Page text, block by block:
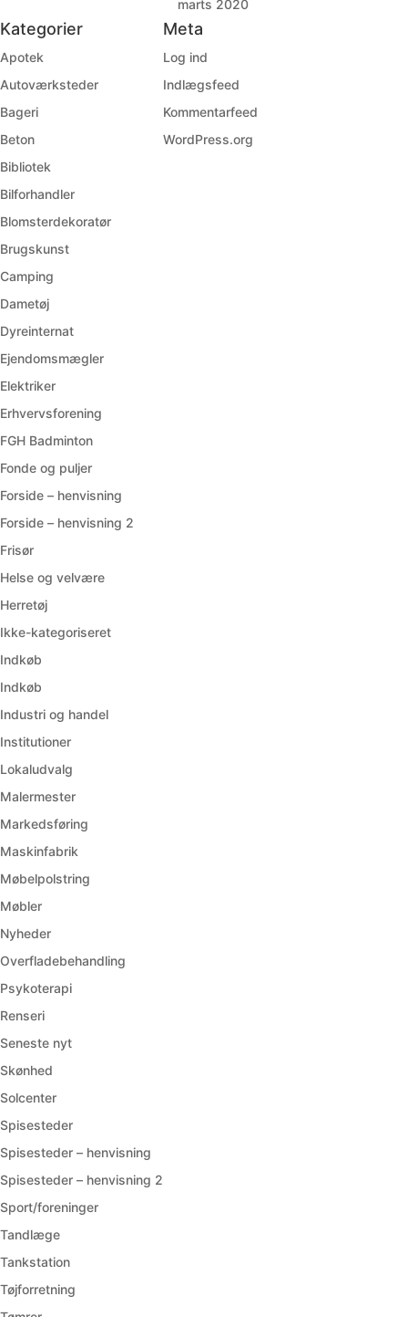
marts 2020
Kategorier
Apotek
Autoværksteder
Bageri
Beton
Bibliotek
Bilforhandler
Blomsterdekoratør
Brugskunst
Camping
Dametøj
Dyreinternat
Ejendomsmægler
Elektriker
Erhvervsforening
FGH Badminton
Fonde og puljer
Forside – henvisning
Forside – henvisning 2
Frisør
Helse og velvære
Herretøj
Ikke-kategoriseret
Indkøb
Indkøb
Industri og handel
Institutioner
Lokaludvalg
Malermester
Markedsføring
Maskinfabrik
Møbelpolstring
Møbler
Nyheder
Overfladebehandling
Psykoterapi
Renseri
Seneste nyt
Skønhed
Solcenter
Spisesteder
Spisesteder – henvisning
Spisesteder – henvisning 2
Sport/foreninger
Tandlæge
Tankstation
Tøjforretning
Meta
Log ind
Indlægsfeed
Kommentarfeed
WordPress.org